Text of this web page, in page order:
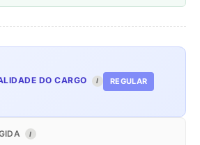
DO CARGO I REGULAR
I